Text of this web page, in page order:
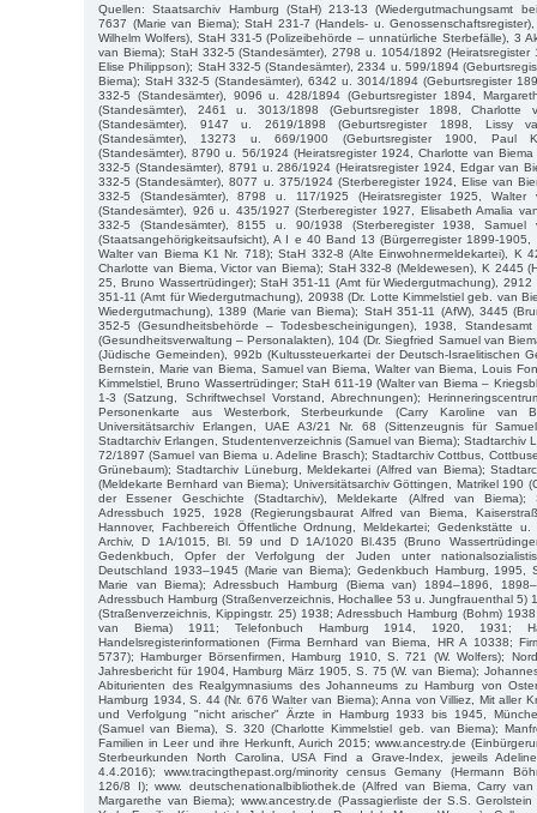
Quellen: Staatsarchiv Hamburg (StaH) 213-13 (Wiedergutmachungsamt
7637 (Marie van Biema); StaH 231-7 (Handels- u.
Wilhelm Wolfers), StaH 331-5 (Polizeibehörde – unnatürliche Sterbefälle), 3
van Biema); StaH 332-5 (Standesämter), 2798 u. 1054/1892 (Heiratsregister
Elise Philippson); StaH 332-5 (Standesämter), 2334 u. 599/1894
Biema); StaH 332-5 (Standesämter), 6342 u. 3014/1894 (Geburtsregister
332-5 (Standesämter), 9096 u. 428/1894 (Geburtsregister 1894,
(Standesämter), 2461 u. 3013/1898 (Geburtsregister 1898, Charlotte
(Standesämter), 9147 u. 2619/1898 (Geburtsregister 1898, Lissy
(Standesämter), 13273 u. 669/1900 (Geburtsregister 1900, Paul
(Standesämter), 8790 u. 56/1924 (Heiratsregister 1924, Charlotte van
332-5 (Standesämter), 8791 u. 286/1924 (Heiratsregister 1924, Edgar van
332-5 (Standesämter), 8077 u. 375/1924 (Sterberegister 1924, Elise van
332-5 (Standesämter), 8798 u. 117/1925 (Heiratsregister 1925,
(Standesämter), 926 u. 435/1927 (Sterberegister 1927, Elisabeth Amalia
332-5 (Standesämter), 8155 u. 90/1938 (Sterberegister 1938,
(Staatsangehörigkeitsaufsicht), A I e 40 Band 13 (Bürgerregister 1899-
Walter van Biema K1 Nr. 718); StaH 332-8 (Alte Einwohnermeldekartei), K
Charlotte van Biema, Victor van Biema); StaH 332-8 (Meldewesen), K 2445
25, Bruno Wassertrüdinger); StaH 351-11 (Amt für Wiedergutmachung),
351-11 (Amt für Wiedergutmachung), 20938 (Dr. Lotte Kimmelstiel geb. van
Wiedergutmachung), 1389 (Marie van Biema); StaH 351-11 (AfW), 3445
352-5 (Gesundheitsbehörde – Todesbescheinigungen), 1938,
(Gesundheitsverwaltung – Personalakten), 104 (Dr. Siegfried Samuel van
(Jüdische Gemeinden), 992b (Kultussteuerkartei der Deutsch-Israelitischen
Bernstein, Marie van Biema, Samuel van Biema, Walter van Biema, Louis
Kimmelstiel, Bruno Wassertrüdinger; StaH 611-19 (Walter van Biema –
1-3 (Satzung, Schriftwechsel Vorstand, Abrechnungen);
Personenkarte aus Westerbork, Sterbeurkunde (Carry Karoline van
Universitätsarchiv Erlangen, UAE A3/21 Nr. 68 (Sittenzeugnis für
Stadtarchiv Erlangen, Studentenverzeichnis (Samuel van Biema); Stadtarchiv
72/1897 (Samuel van Biema u. Adeline Brasch); Stadtarchiv Cottbus,
Grünebaum); Stadtarchiv Lüneburg, Meldekartei (Alfred van Biema);
(Meldekarte Bernhard van Biema); Universitätsarchiv Göttingen, Matrikel 190
der Essener Geschichte (Stadtarchiv), Meldekarte (Alfred van Biema);
Adressbuch 1925, 1928 (Regierungsbaurat Alfred van Biema,
Hannover, Fachbereich Öffentliche Ordnung, Meldekartei; Gedenkstätte u.
Archiv, D 1A/1015, Bl. 59 und D 1A/1020 Bl.435 (Bruno
Gedenkbuch, Opfer der Verfolgung der Juden unter
Deutschland 1933–1945 (Marie van Biema); Gedenkbuch Hamburg, 1995,
Marie van Biema); Adressbuch Hamburg (Biema van) 1894–1896,
Adressbuch Hamburg (Straßenverzeichnis, Hochallee 53 u. Jungfrauenthal 5)
(Straßenverzeichnis, Kippingstr. 25) 1938; Adressbuch Hamburg (Bohm)
van Biema) 1911; Telefonbuch Hamburg 1914, 1920, 1931;
Handelsregisterinformationen (Firma Bernhard van Biema, HR A 10338;
5737); Hamburger Börsenfirmen, Hamburg 1910, S. 721 (W. Wolfers);
Jahresbericht für 1904, Hamburg März 1905, S. 75 (W. van Biema);
Abiturienten des Realgymnasiums des Johanneums zu Hamburg von
Hamburg 1934, S. 44 (Nr. 676 Walter van Biema); Anna von Villiez, Mit aller
und Verfolgung "nicht arischer" Ärzte in Hamburg 1933 bis 1945,
(Samuel van Biema), S. 320 (Charlotte Kimmelstiel geb. van Biema);
Familien in Leer und ihre Herkunft, Aurich 2015; www.ancestry.de
Sterbeurkunden North Carolina, USA Find a Grave-Index, jeweils
4.4.2016); www.tracingthepast.org/minority census Gemany (Hermann
126/8 I); www. deutschenationalbibliothek.de (Alfred van Biema, Carry
Margarethe van Biema); www.ancestry.de (Passagierliste der S.S.